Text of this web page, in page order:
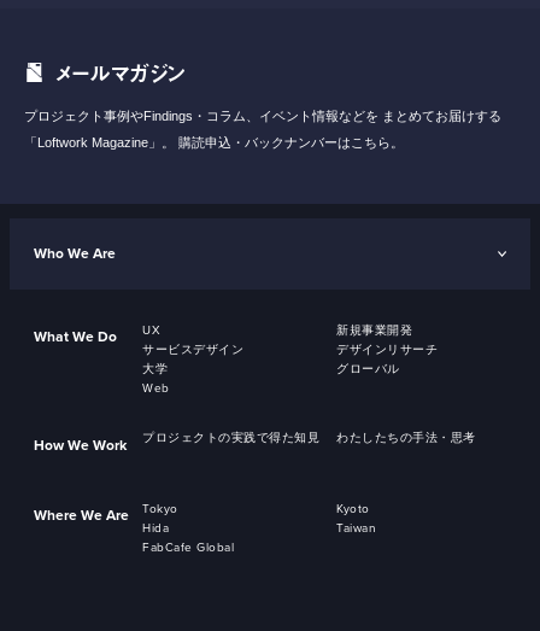
メールマガジン
プロジェクト事例やFindings・コラム、イベント情報などを まとめてお届けする
「Loftwork Magazine」。
購読申込・バックナンバーはこちら。
Who We Are
What We Do UX
新規事業開発
サービスデザイン
デザインリサーチ
大学
グローバル
Web
How We Work プロジェクトの実践で得た知見 わたしたちの手法・思考
Where We Are Tokyo
Kyoto
Hida
Taiwan
FabCafe Global